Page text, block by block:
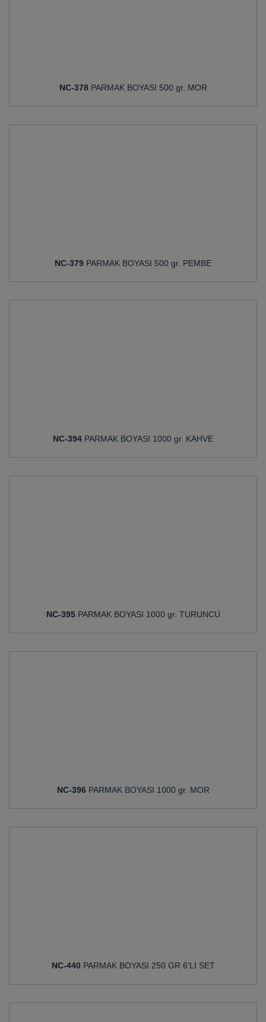
NC-378PARMAK BOYASI 500 gr. MOR
NC-379 PARMAK BOYASI 500 gr. PEMBE
NC-394 PARMAK BOYASI 1000 gr. KAHVE
NC-395PARMAK BOYASI 1000 gr. TURUNCU
NC-396PARMAK BOYASI 1000 gr. MOR
NC-440 PARMAK BOYASI 250 GR 6'LI SET